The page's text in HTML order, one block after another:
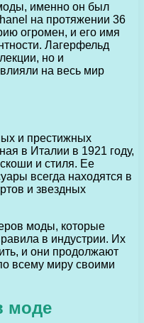
именно он был
на протяжении 36
огромен, и его имя
Лагерфельд
но и
на весь мир
и престижных
в Италии в 1921 году,
и стиля. Ее
всегда находятся в
и звездных
моды, которые
в индустрии. Их
и они продолжают
всему миру своими
моде